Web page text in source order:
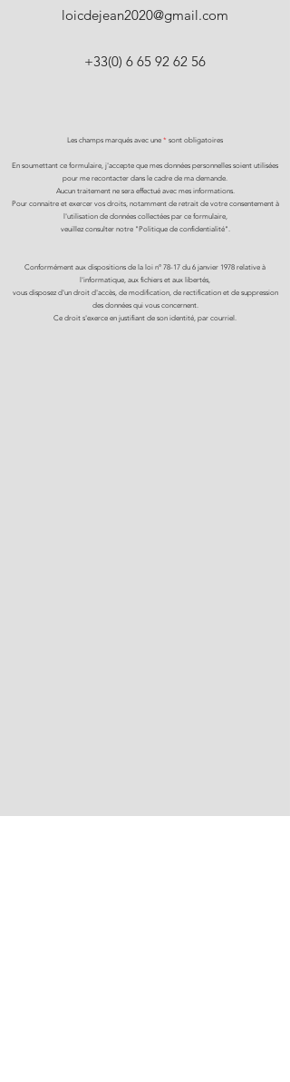
loicdejean2020@gmail.com
+33(0) 6 65 92 62 56
Les champs marqués avec une * sont obligatoires
En soumettant ce formulaire, j'accepte que mes données personnelles soient utilisées
pour me recontacter dans le cadre de ma demande.
Aucun traitement ne sera effectué avec mes informations.
Pour connaitre et exercer vos droits, notamment de retrait de votre consentement à
l'utilisation de données collectées par ce formulaire,
veuillez consulter notre "Politique de confidentialité".
Conformément aux dispositions de la loi n° 78-17 du 6 janvier 1978 relative à
l'informatique, aux fichiers et aux libertés,
vous disposez d'un droit d'accès, de modification, de rectification et de suppression
des données qui vous concernent.
Ce droit s'exerce en justifiant de son identité, par courriel.